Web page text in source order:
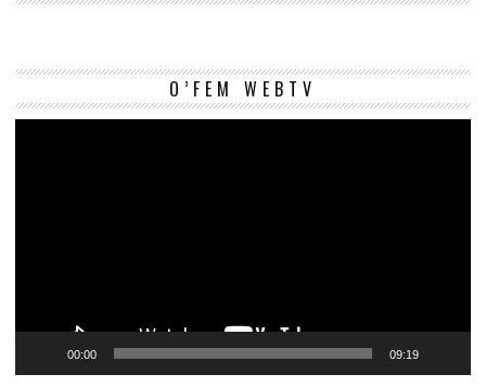
O’FEM WEBTV
00:00 09:19